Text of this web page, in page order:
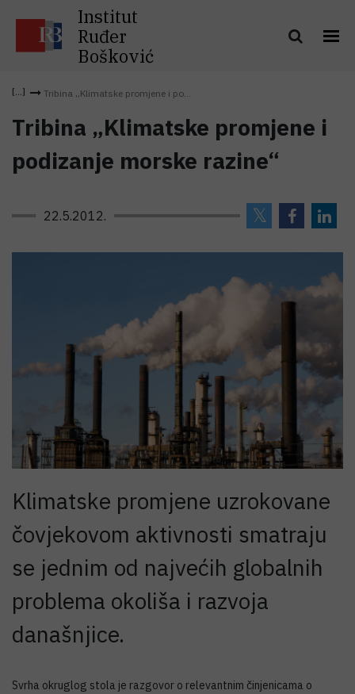
Institut
Ruđer
Bošković
Tribina „Klimatske promjene i po...
Tribina „Klimatske promjene i
podizanje morske razine“
22.5.2012.
Klimatske promjene uzrokovane
čovjekovom aktivnosti smatraju
se jednim od najvećih globalnih
problema okoliša i razvoja
današnjice.
Svrha okruglog stola je razgovor o relevantnim činjenicama o